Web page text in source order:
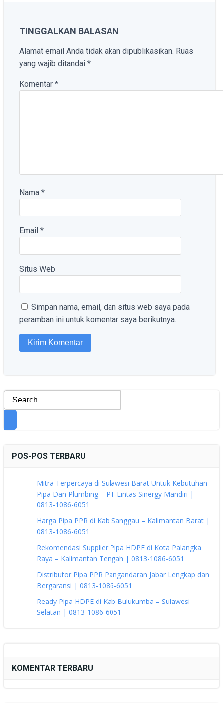
TINGGALKAN BALASAN
Alamat email Anda tidak akan dipublikasikan. Ruas
yang wajib ditandai *
Komentar *
Nama *
Email *
Situs Web
Simpan nama, email, dan situs web saya pada
peramban ini untuk komentar saya berikutnya.
Search
POS-POS TERBARU
Mitra Terpercaya di Sulawesi Barat Untuk Kebutuhan
Pipa Dan Plumbing – PT Lintas Sinergy Mandiri |
0813-1086-6051
Harga Pipa PPR di Kab Sanggau – Kalimantan Barat |
0813-1086-6051
Rekomendasi Supplier Pipa HDPE di Kota Palangka
Raya – Kalimantan Tengah | 0813-1086-6051
Distributor Pipa PPR Pangandaran Jabar Lengkap dan
Bergaransi | 0813-1086-6051
Ready Pipa HDPE di Kab Bulukumba – Sulawesi
Selatan | 0813-1086-6051
KOMENTAR TERBARU